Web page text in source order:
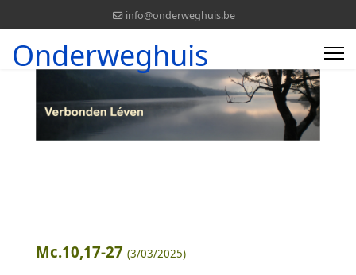
info@onderweghuis.be
Onderweghuis
Mc.10,17-27 (3/03/2025)